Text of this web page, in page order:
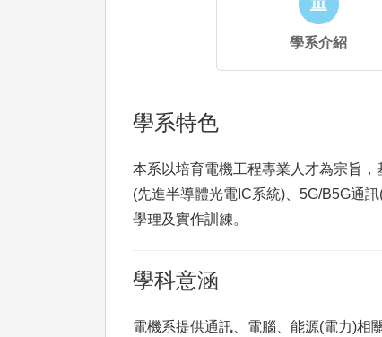
學系介紹
學系特色
本系以培育電機工程專業人才為宗旨
(先進半導體光電IC系統)、5G/B5G通
學理及實作訓練。
學科意涵
電機系提供通訊、電腦、能源(電力)相